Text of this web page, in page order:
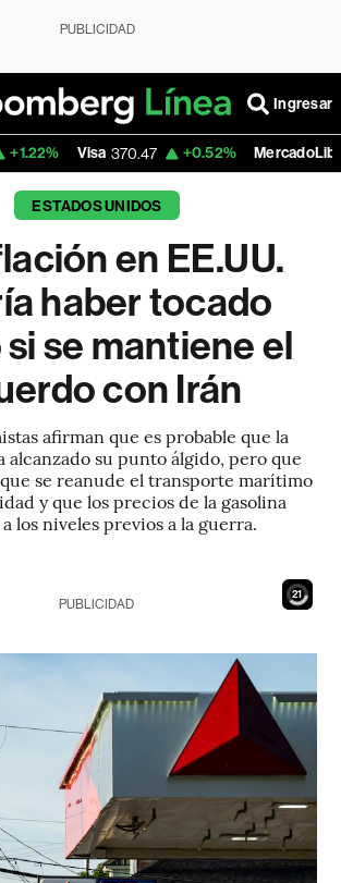
PUBLICIDAD
Ingresar
370.47 +0.52% MercadoLibre 1,824.26
ESTADOS UNIDOS
en EE.UU.
haber tocado
se mantiene el
con Irán
afirman que es probable que la
alcanzado su punto álgido, pero que
se reanude el transporte marítimo
y que los precios de la gasolina
los niveles previos a la guerra.
19
PUBLICIDAD